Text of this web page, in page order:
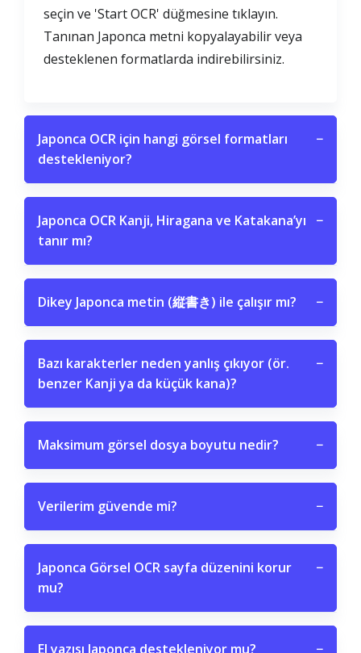
seçin ve 'Start OCR' düğmesine tıklayın.
Tanınan Japonca metni kopyalayabilir veya
desteklenen formatlarda indirebilirsiniz.
Japonca OCR için hangi görsel formatları
destekleniyor?
−
Japonca OCR Kanji, Hiragana ve Katakana’yı
tanır mı?
−
Dikey Japonca metin (縦書き) ile çalışır mı? −
Bazı karakterler neden yanlış çıkıyor (ör.
benzer Kanji ya da küçük kana)?
−
Maksimum görsel dosya boyutu nedir? −
Verilerim güvende mi? −
Japonca Görsel OCR sayfa düzenini korur
mu?
−
El yazısı Japonca destekleniyor mu? −